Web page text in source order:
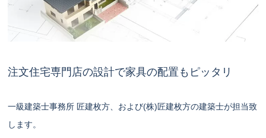
注文住宅専門店の設計で家具の配置もピッタリ
一級建築士事務所 匠建枚方、および(株)匠建枚方の建築士が担当致
します。